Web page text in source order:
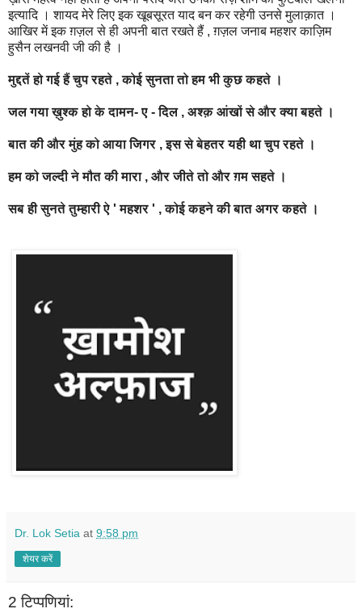
इत्यादि । शायद मेरे लिए इक खूबसूरत याद बन कर रहेगी उनसे मुलाक़ात ।
आखिर में इक ग़ज़ल से ही अपनी बात रखते हैं , ग़ज़ल जनाब महशर काज़िम
हुसैन लखनवी जी की है ।
मुद्दतें हो गई हैं चुप रहते , कोई सुनता तो हम भी कुछ कहते ।
जल गया ख़ुश्क हो के दामन- ए - दिल , अश्क़ आंखों से और क्या बहते ।
बात की और मुंह को आया जिगर , इस से बेहतर यही था चुप रहते ।
हम को जल्दी ने मौत की मारा , और जीते तो और ग़म सहते ।
सब ही सुनते तुम्हारी ऐ ' महशर ' , कोई कहने की बात अगर कहते ।
Dr. Lok Setia at 9:58 pm
शेयर करें
2 टिप्‍पणियां: